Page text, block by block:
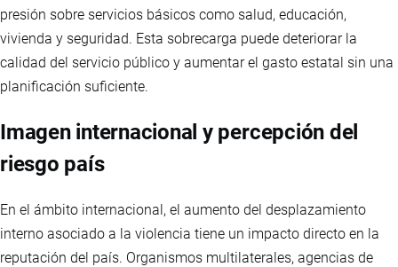
presión sobre servicios básicos como salud, educación,
vivienda y seguridad. Esta sobrecarga puede deteriorar la
calidad del servicio público y aumentar el gasto estatal sin una
planificación suficiente.
Imagen internacional y percepción del
riesgo país
En el ámbito internacional, el aumento del desplazamiento
interno asociado a la violencia tiene un impacto directo en la
reputación del país. Organismos multilaterales, agencias de